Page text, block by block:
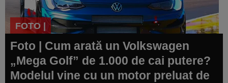
FOTO |
Foto | Cum arată un Volkswagen
„Mega Golf” de 1.000 de cai putere?
Modelul vine cu un motor preluat de